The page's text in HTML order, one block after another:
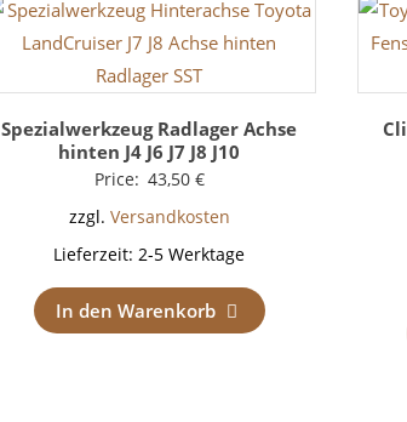
Spezialwerkzeug Radlager Achse
hinten J4 J6 J7 J8 J10
Price: 43,50 €
zzgl. Versandkosten
Lieferzeit:2-5 Werktage
In den Warenkorb